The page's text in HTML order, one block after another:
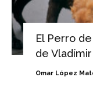
El Perro
de
Omar López